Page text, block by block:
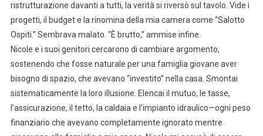
ristrutturazione davanti a tutti, la verità si riversò sul tavolo. Vide i
progetti, il budget e la rinomina della mia camera come “Salotto
Ospiti.” Sembrava malato. “È brutto,” ammise infine.
Nicole e i suoi genitori cercarono di cambiare argomento,
sostenendo che fosse naturale per una famiglia giovane aver
bisogno di spazio, che avevano “investito” nella casa. Smontai
sistematicamente la loro illusione. Elencai il mutuo, le tasse,
l’assicurazione, il tetto, la caldaia e l’impianto idraulico—ogni peso
finanziario che avevano completamente ignorato mentre